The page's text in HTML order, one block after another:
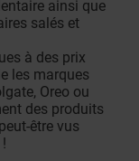
ainsi que
salés et
à des prix
les marques
Oreo ou
des produits
être vus